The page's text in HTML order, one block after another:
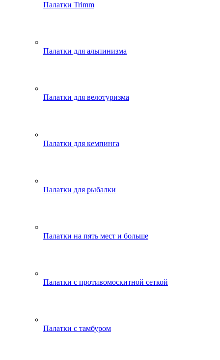
Палатки Trimm
Палатки для альпинизма
Палатки для велотуризма
Палатки для кемпинга
Палатки для рыбалки
Палатки на пять мест и больше
Палатки с противомоскитной сеткой
Палатки с тамбуром